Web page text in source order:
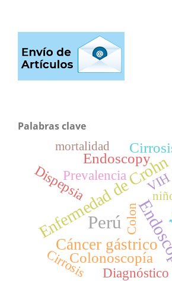
Palabras clave
Perú
Enfermedad de Crohn
Cáncer gástrico
Colonoscopía
Endoscopy
Diagnóstico
Prevalencia
Dispepsia
Cirrosis
Colon
VIH
mortalidad